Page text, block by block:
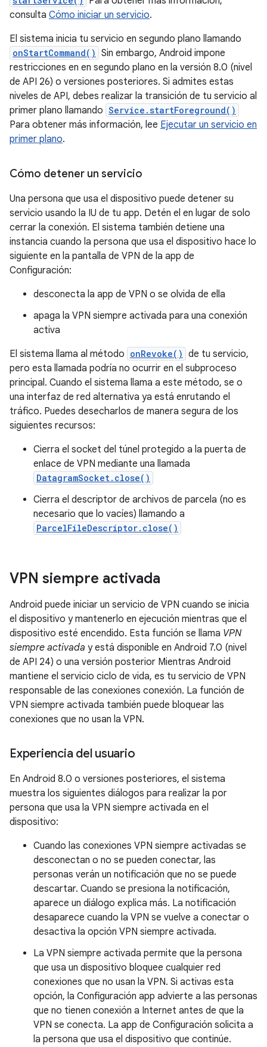
consulta Cómo iniciar un servicio.
El sistema inicia tu servicio en segundo plano llamando
onStartCommand() Sin embargo, Android impone
restricciones en en segundo plano en la versión 8.0 (nivel
de API 26) o versiones posteriores. Si admites estas
niveles de API, debes realizar la transición de tu servicio al
primer plano llamando Service.startForeground()
Para obtener más información, lee Ejecutar un servicio en
primer plano.
Cómo detener un servicio
Una persona que usa el dispositivo puede detener su
servicio usando la IU de tu app. Detén el en lugar de solo
cerrar la conexión. El sistema también detiene una
instancia cuando la persona que usa el dispositivo hace lo
siguiente en la pantalla de VPN de la app de
Configuración:
desconecta la app de VPN o se olvida de ella
apaga la VPN siempre activada para una conexión
activa
El sistema llama al método onRevoke() de tu servicio,
pero esta llamada podría no ocurrir en el subproceso
principal. Cuando el sistema llama a este método, se o
una interfaz de red alternativa ya está enrutando el
tráfico. Puedes desecharlos de manera segura de los
siguientes recursos:
Cierra el socket del túnel protegido a la puerta de
enlace de VPN mediante una llamada
DatagramSocket.close()
Cierra el descriptor de archivos de parcela (no es
necesario que lo vacíes) llamando a
ParcelFileDescriptor.close()
VPN siempre activada
Android puede iniciar un servicio de VPN cuando se inicia
el dispositivo y mantenerlo en ejecución mientras que el
dispositivo esté encendido. Esta función se llama VPN
siempre activada y está disponible en Android 7.0 (nivel
de API 24) o una versión posterior Mientras Android
mantiene el servicio ciclo de vida, es tu servicio de VPN
responsable de las conexiones conexión. La función de
VPN siempre activada también puede bloquear las
conexiones que no usan la VPN.
Experiencia del usuario
En Android 8.0 o versiones posteriores, el sistema
muestra los siguientes diálogos para realizar la por
persona que usa la VPN siempre activada en el
dispositivo:
Cuando las conexiones VPN siempre activadas se
desconectan o no se pueden conectar, las
personas verán un notificación que no se puede
descartar. Cuando se presiona la notificación,
aparece un diálogo explica más. La notificación
desaparece cuando la VPN se vuelve a conectar o
desactiva la opción VPN siempre activada.
La VPN siempre activada permite que la persona
que usa un dispositivo bloquee cualquier red
conexiones que no usan la VPN. Si activas esta
opción, la Configuración app advierte a las personas
que no tienen conexión a Internet antes de que la
VPN se conecta. La app de Configuración solicita a
la persona que usa el dispositivo que continúe.